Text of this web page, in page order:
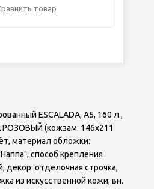
товар
ESCALADA, А5, 160 л.,
РОЗОВЫЙ (кожзам: 146х211
материал обложки:
способ крепления
декор: отделочная строчка,
из искусственной кожи; вн.